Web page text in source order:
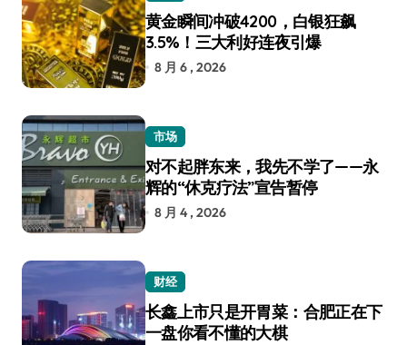
黄金瞬间冲破4200，白银狂飙
3.5%！三大利好连夜引爆
8 月 6 , 2026
市场
对不起胖东来，我先不学了——永
辉的“休克疗法”宣告暂停
8 月 4 , 2026
财经
长鑫上市只是开胃菜：合肥正在下
一盘你看不懂的大棋